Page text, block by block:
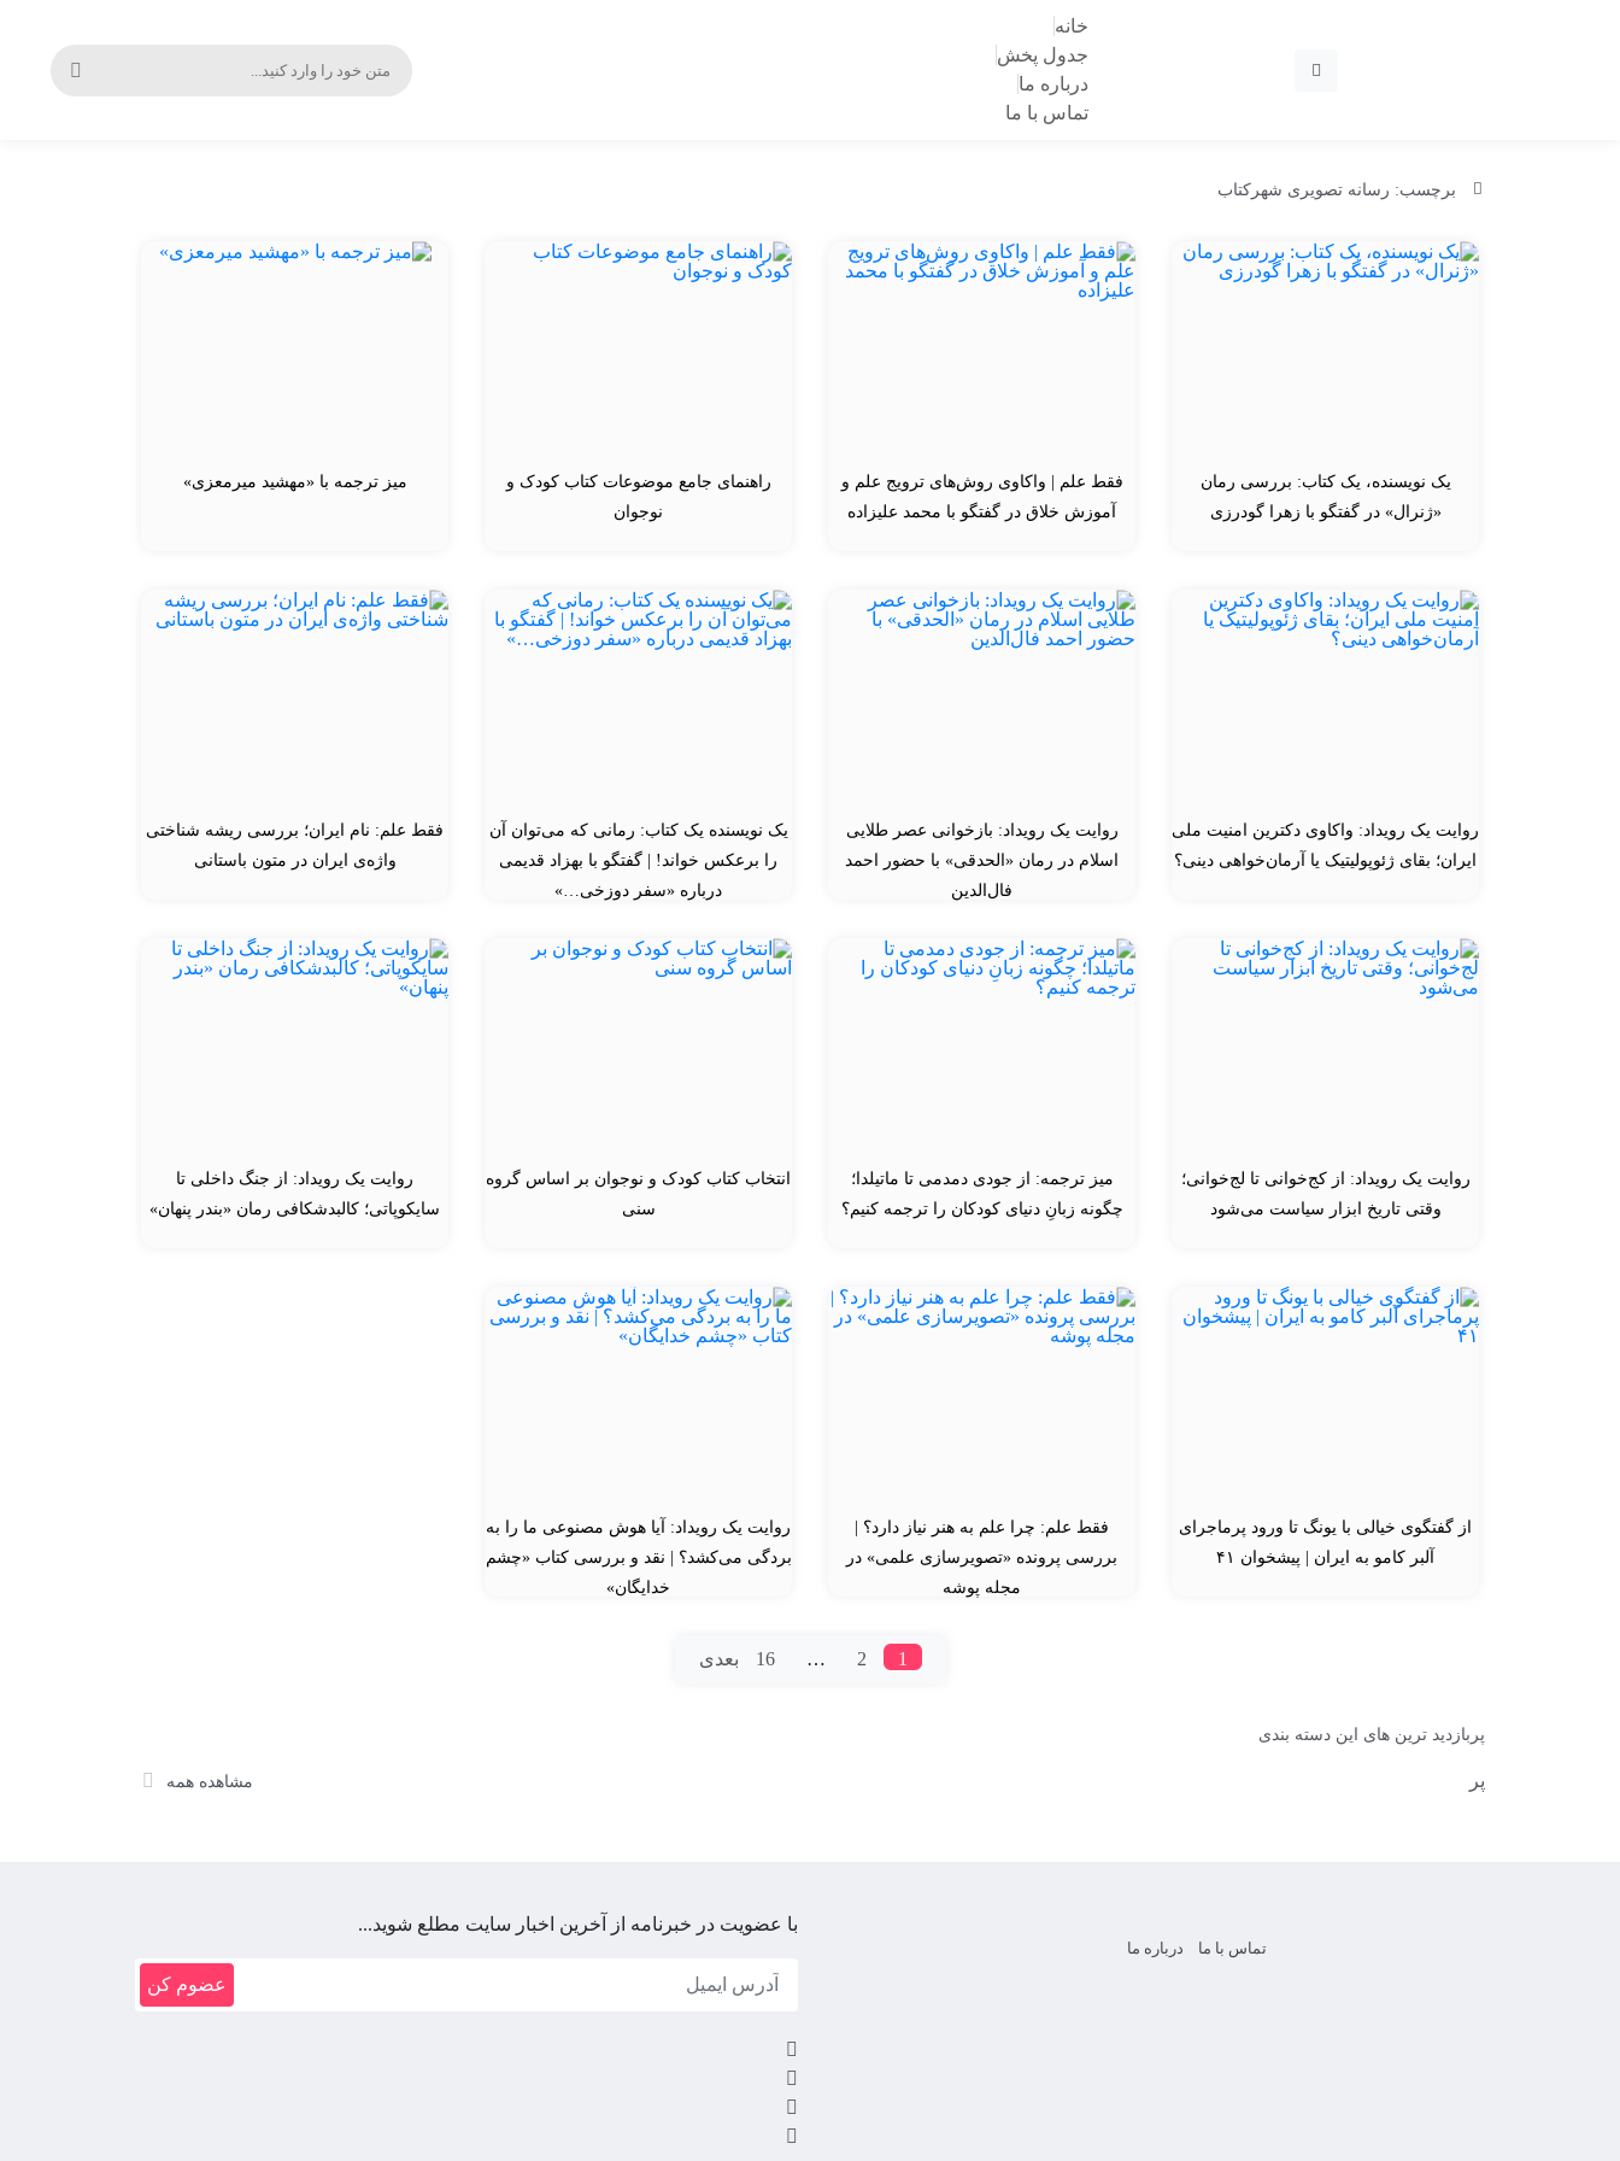
خانه
جدول پخش
درباره ما
تماس با ما
برچسب: رسانه تصویری شهرکتاب
یک نویسنده، یک کتاب: بررسی رمان
«ژنرال» در گفتگو با زهرا گودرزی
فقط علم | واکاوی روش‌های ترویج علم و
آموزش خلاق در گفتگو با محمد علیزاده
راهنمای جامع موضوعات کتاب کودک و
نوجوان
میز ترجمه با «مهشید میرمعزی»
روایت یک رویداد: واکاوی دکترین امنیت ملی
ایران؛ بقای ژئوپولیتیک یا آرمان‌خواهی دینی؟
روایت یک رویداد: بازخوانی عصر طلایی
اسلام در رمان «الحدقی» با حضور احمد
فال‌الدین
یک نویسنده یک کتاب: رمانی که می‌توان آن
را برعکس خواند! | گفتگو با بهزاد قدیمی
درباره «سفر دوزخی…»
فقط علم: نام ایران؛ بررسی ریشه شناختی
واژه‌ی ایران در متون باستانی
روایت یک رویداد: از کج‌خوانی تا لج‌خوانی؛
وقتی تاریخ ابزار سیاست می‌شود
میز ترجمه: از جودی دمدمی تا ماتیلدا؛
چگونه زبانِ دنیای کودکان را ترجمه کنیم؟
انتخاب کتاب کودک و نوجوان بر اساس گروه
سنی
روایت یک رویداد: از جنگ داخلی تا
سایکوپاتی؛ کالبدشکافی رمان «بندر پنهان»
از گفتگوی خیالی با یونگ تا ورود پرماجرای
آلبر کامو به ایران | پیشخوان ۴۱
فقط علم: چرا علم به هنر نیاز دارد؟ |
بررسی پرونده «تصویرسازی علمی» در
مجله پوشه
روایت یک رویداد: آیا هوش مصنوعی ما را به
بردگی می‌کشد؟ | نقد و بررسی کتاب «چشم
خدایگان»
1
2
…
16 بعدی
پربازدید ترین های این دسته بندی
پر مشاهده همه
تماس با ما درباره ما
با عضویت در خبرنامه از آخرین اخبار سایت مطلع شوید...